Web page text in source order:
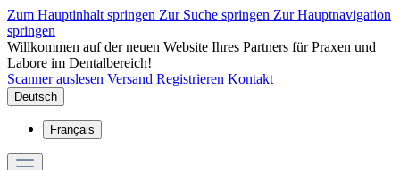
Zum Hauptinhalt springen Zur Suche springen Zur Hauptnavigation
springen
Willkommen auf der neuen Website Ihres Partners für Praxen und
Labore im Dentalbereich!
Scanner auslesen Versand Registrieren Kontakt
Deutsch
Français